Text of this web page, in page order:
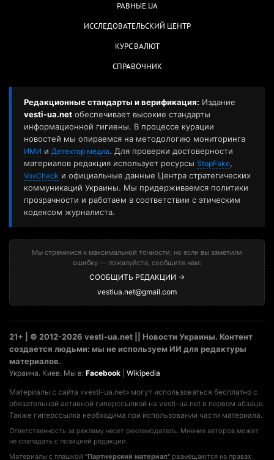
РАВНЫЕ.UA
ИССЛЕДОВАТЕЛЬСКИЙ ЦЕНТР
КУРС ВАЛЮТ
СПРАВОЧНИК
Редакционные стандарты и верификация: Издание
vesti-ua.net обеспечивает высокие стандарты
информационной гигиены. В процессе курации
новостей мы опираемся на методологию мониторинга
ИМИ и Детектор медиа. Для проверки достоверности
материалов редакция использует ресурсы StopFake,
VoxCheck и официальные данные Центра стратегических
коммуникаций Украины. Мы придерживаемся политики
прозрачности и работаем в соответствии с этическим
кодексом журналиста.
Мы стремимся к максимальной точности, но если вы заметили
ошибку — пожалуйста, сообщите нам:
СООБЩИТЬ РЕДАКЦИИ →
vestiua.net@gmail.com
21+ | © 2012-2026 vesti-ua.net || Новости Украины. Контент
создается людьми: мы не используем ИИ для редактуры
материалов.
Украина. Киев. Мы в: Facebook Wikipedia
Материалы с сайта «vesti-ua.net» могут использоваться бесплатно с
обязательной активной гиперссылкой на vesti-ua.net в первом абзаце.
Также гиперссылка необходима при использовании части материала.
Ответственность за рекламу несет рекламодатель. Мнение авторов может
не совпадать с позицией редакции.
Материалы с плашкой "Партнерский материал" размещаются на правах